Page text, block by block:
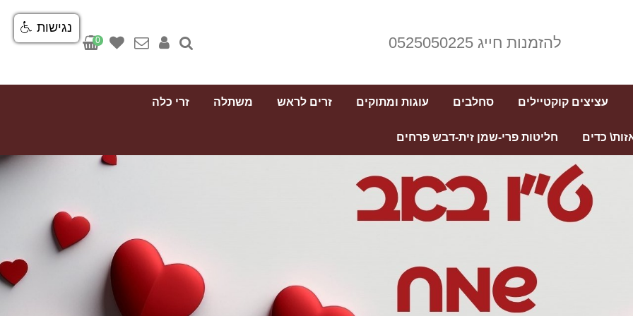
להזמנות חייג 0525050225 0
עציצים קוקטיילים סחלבים עוגות ומתוקים זרים לראש משתלה זרי כלה
כדים חליטות פרי-שמן זית-דבש פרחים
נגישות